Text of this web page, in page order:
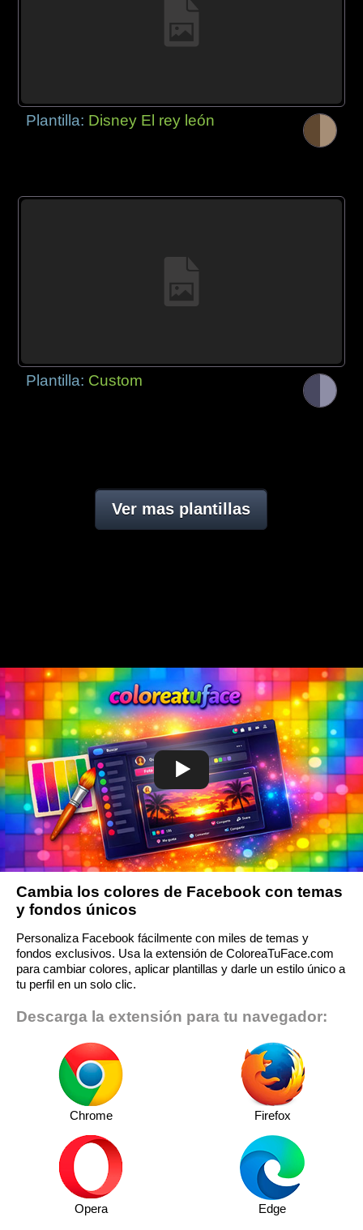
Plantilla: Disney El rey león
Plantilla: Custom
Ver mas plantillas
Cambia los colores de Facebook con temas
y fondos únicos
Personaliza Facebook fácilmente con miles de temas y
fondos exclusivos. Usa la extensión de ColoreaTuFace.com
para cambiar colores, aplicar plantillas y darle un estilo único a
tu perfil en un solo clic.
Descarga la extensión para tu navegador:
Chrome Firefox
Opera Edge